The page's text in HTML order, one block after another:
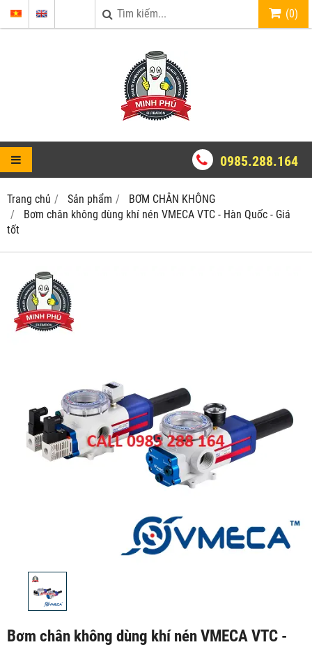
(0)
0985.288.164
Trang chủ Sản phẩm
BƠM CHÂN KHÔNG
Bơm chân không dùng khí nén VMECA VTC - Hàn Quốc - Giá
tốt
Bơm chân không dùng khí nén VMECA VTC -